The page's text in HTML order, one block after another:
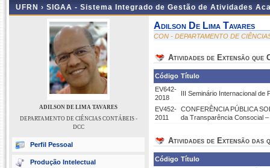
UFRN › SIGAA - Sistema Integrado de Gestão de Atividades
ADILSON DE LIMA TAVARES
DEPARTAMENTO DE CIÊNCIAS CONTÁBEIS -
DCC
Perfil Pessoal
Produção Intelectual
Adilson De Lima Tavares
CON - DEPARTAMENTO DE
Atividades de Extensão que
Código Título
EV642-
2018
III Seminário Internacional de
EV452-
2011
CONFERÊNCIA PÚBLICA
da Transparência Consocial
Atividades de Extensão das
Código Título